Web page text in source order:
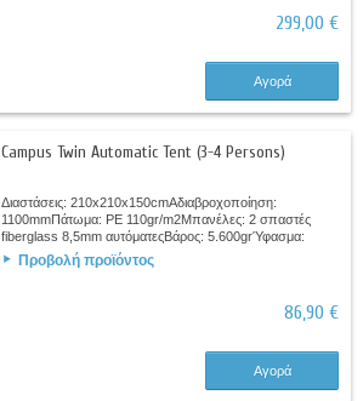
299,00 €
Αγορά
Campus Twin Automatic Tent (3-4 Persons)
Διαστάσεις: 210x210x150cmΑδιαβροχοποίηση:
1100mmΠάτωμα: PE 110gr/m2Μπανέλες: 2 σπαστές
fiberglass 8,5mm αυτόματεςΒάρος: 5.600grΎφασμα:
Polyester 190T με εσωτερική αντιηλιακή επίστρωσηΔύο
πόρτες με...
Προβολή προϊόντος
86,90 €
Αγορά